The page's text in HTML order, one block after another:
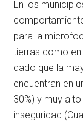
En los
para la
tierras como en
dado que la
encuentran en
30%) y muy
inseguridad